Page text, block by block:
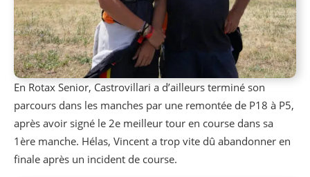
En Rotax Senior, Castrovillari a d’ailleurs terminé son
parcours dans les manches par une remontée de P18 à P5,
après avoir signé le 2e meilleur tour en course dans sa
1ère manche. Hélas, Vincent a trop vite dû abandonner en
finale après un incident de course.